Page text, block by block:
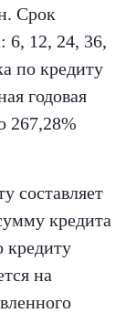
Срок
6, 12, 24, 36,
по кредиту
годовая
267,28%
составляет
кредита
кредиту
на